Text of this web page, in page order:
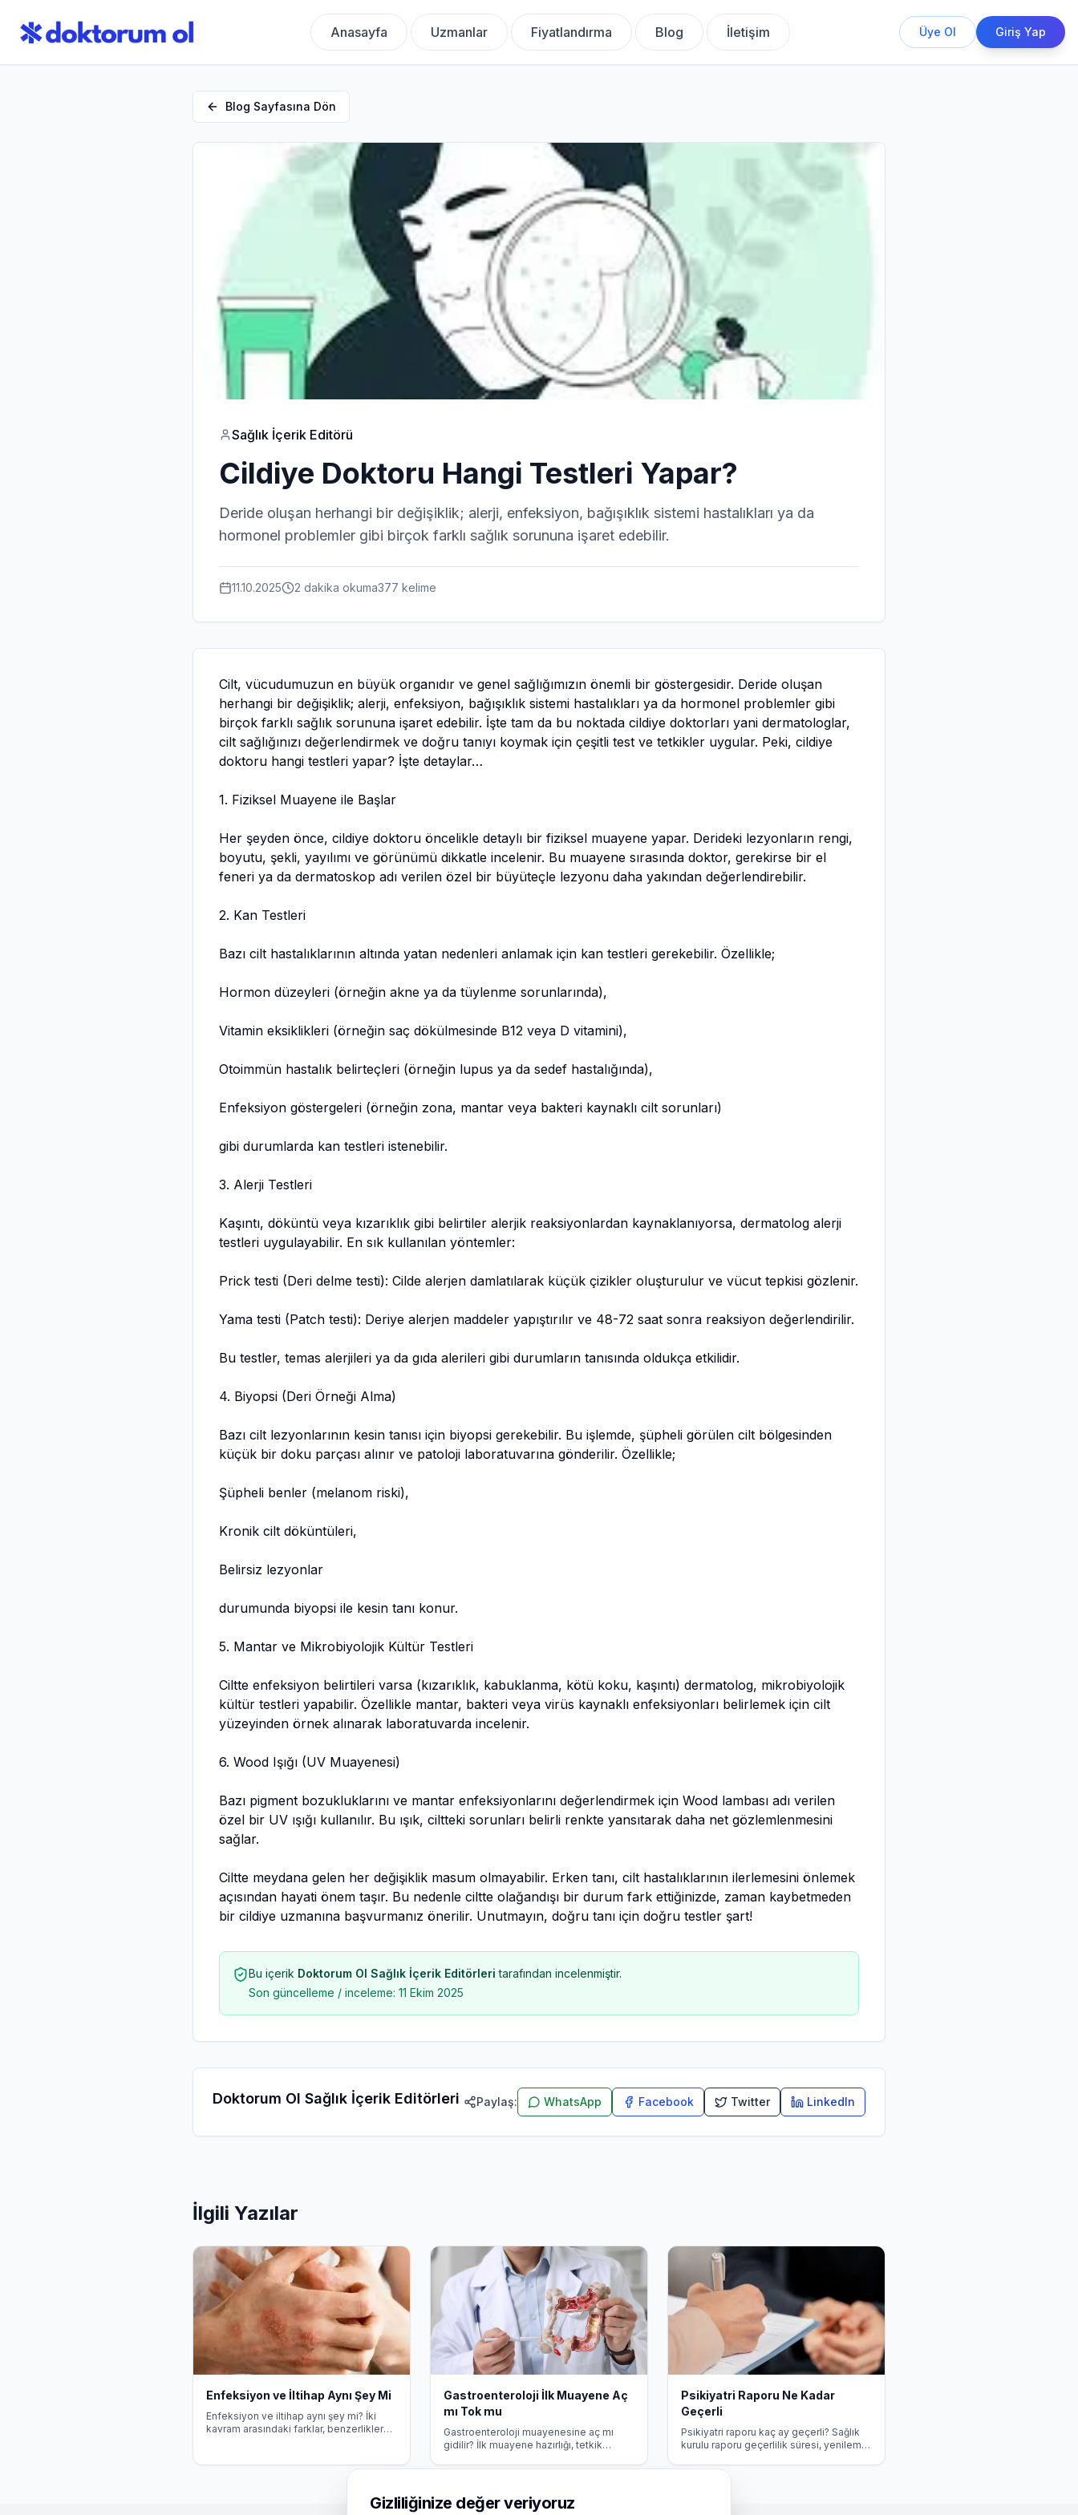
Gizliliğinize değer veriyoruz
Anasayfa Uzmanlar Fiyatlandırma Blog İletişim Üye Ol Giriş Yap
Blog Sayfasına Dön
Sağlık İçerik Editörü
Cildiye Doktoru Hangi Testleri Yapar?
Deride oluşan herhangi bir değişiklik; alerji, enfeksiyon, bağışıklık sistemi hastalıkları ya da
hormonel problemler gibi birçok farklı sağlık sorununa işaret edebilir.
11.10.2025 2 dakika okuma377 kelime
Cilt, vücudumuzun en büyük organıdır ve genel sağlığımızın önemli bir göstergesidir. Deride oluşan
herhangi bir değişiklik; alerji, enfeksiyon, bağışıklık sistemi hastalıkları ya da hormonel problemler gibi
birçok farklı sağlık sorununa işaret edebilir. İşte tam da bu noktada cildiye doktorları yani dermatologlar,
cilt sağlığınızı değerlendirmek ve doğru tanıyı koymak için çeşitli test ve tetkikler uygular. Peki, cildiye
doktoru hangi testleri yapar? İşte detaylar…
1. Fiziksel Muayene ile Başlar
Her şeyden önce, cildiye doktoru öncelikle detaylı bir fiziksel muayene yapar. Derideki lezyonların rengi,
boyutu, şekli, yayılımı ve görünümü dikkatle incelenir. Bu muayene sırasında doktor, gerekirse bir el
feneri ya da dermatoskop adı verilen özel bir büyüteçle lezyonu daha yakından değerlendirebilir.
2. Kan Testleri
Bazı cilt hastalıklarının altında yatan nedenleri anlamak için kan testleri gerekebilir. Özellikle;
Hormon düzeyleri (örneğin akne ya da tüylenme sorunlarında),
Vitamin eksiklikleri (örneğin saç dökülmesinde B12 veya D vitamini),
Otoimmün hastalık belirteçleri (örneğin lupus ya da sedef hastalığında),
Enfeksiyon göstergeleri (örneğin zona, mantar veya bakteri kaynaklı cilt sorunları)
gibi durumlarda kan testleri istenebilir.
3. Alerji Testleri
Kaşıntı, döküntü veya kızarıklık gibi belirtiler alerjik reaksiyonlardan kaynaklanıyorsa, dermatolog alerji
testleri uygulayabilir. En sık kullanılan yöntemler:
Prick testi (Deri delme testi): Cilde alerjen damlatılarak küçük çizikler oluşturulur ve vücut tepkisi gözlenir.
Yama testi (Patch testi): Deriye alerjen maddeler yapıştırılır ve 48-72 saat sonra reaksiyon değerlendirilir.
Bu testler, temas alerjileri ya da gıda alerileri gibi durumların tanısında oldukça etkilidir.
4. Biyopsi (Deri Örneği Alma)
Bazı cilt lezyonlarının kesin tanısı için biyopsi gerekebilir. Bu işlemde, şüpheli görülen cilt bölgesinden
küçük bir doku parçası alınır ve patoloji laboratuvarına gönderilir. Özellikle;
Şüpheli benler (melanom riski),
Kronik cilt döküntüleri,
Belirsiz lezyonlar
durumunda biyopsi ile kesin tanı konur.
5. Mantar ve Mikrobiyolojik Kültür Testleri
Ciltte enfeksiyon belirtileri varsa (kızarıklık, kabuklanma, kötü koku, kaşıntı) dermatolog, mikrobiyolojik
kültür testleri yapabilir. Özellikle mantar, bakteri veya virüs kaynaklı enfeksiyonları belirlemek için cilt
yüzeyinden örnek alınarak laboratuvarda incelenir.
6. Wood Işığı (UV Muayenesi)
Bazı pigment bozukluklarını ve mantar enfeksiyonlarını değerlendirmek için Wood lambası adı verilen
özel bir UV ışığı kullanılır. Bu ışık, ciltteki sorunları belirli renkte yansıtarak daha net gözlemlenmesini
sağlar.
Ciltte meydana gelen her değişiklik masum olmayabilir. Erken tanı, cilt hastalıklarının ilerlemesini önlemek
açısından hayati önem taşır. Bu nedenle ciltte olağandışı bir durum fark ettiğinizde, zaman kaybetmeden
bir cildiye uzmanına başvurmanız önerilir. Unutmayın, doğru tanı için doğru testler şart!
Bu içerik Doktorum Ol Sağlık İçerik Editörleri tarafından incelenmiştir.
Son güncelleme / inceleme: 11 Ekim 2025
Doktorum Ol Sağlık İçerik Editörleri Paylaş: WhatsApp Facebook Twitter LinkedIn
İlgili Yazılar
Enfeksiyon ve İltihap Aynı Şey Mi
Enfeksiyon ve iltihap aynı şey mi? İki
kavram arasındaki farklar, benzerlikler
Gastroenteroloji İlk Muayene Aç
mı Tok mu
Gastroenteroloji muayenesine aç mı
gidilir? İlk muayene hazırlığı, tetkik
edilmesi gereken noktalar.
Psikiyatri Raporu Ne Kadar
Geçerli
Psikiyatri raporu kaç ay geçerli? Sağlık
kurulu raporu geçerlilik süresi, yenileme
bilgi.